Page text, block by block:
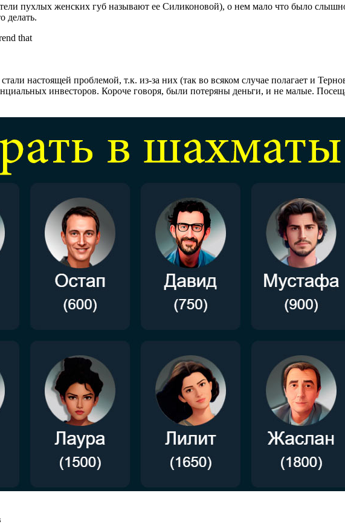
пухлых женских губ называют ее Силиконовой), о нем мало что было
делать.
настоящей проблемой, т.к. из-за них (так во всяком случае полагает и
инвесторов. Короче говоря, были потеряны деньги, и не малые.